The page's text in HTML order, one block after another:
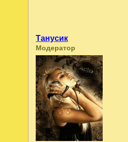
Танусик
Модератор